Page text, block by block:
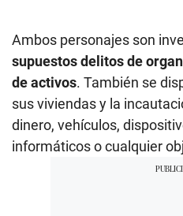
Ambos personajes son
supuestos delitos de
de activos. También se
sus viviendas y la
dinero, vehículos,
informáticos o cualquier